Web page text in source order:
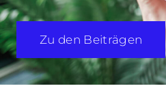
Zu den Beiträgen